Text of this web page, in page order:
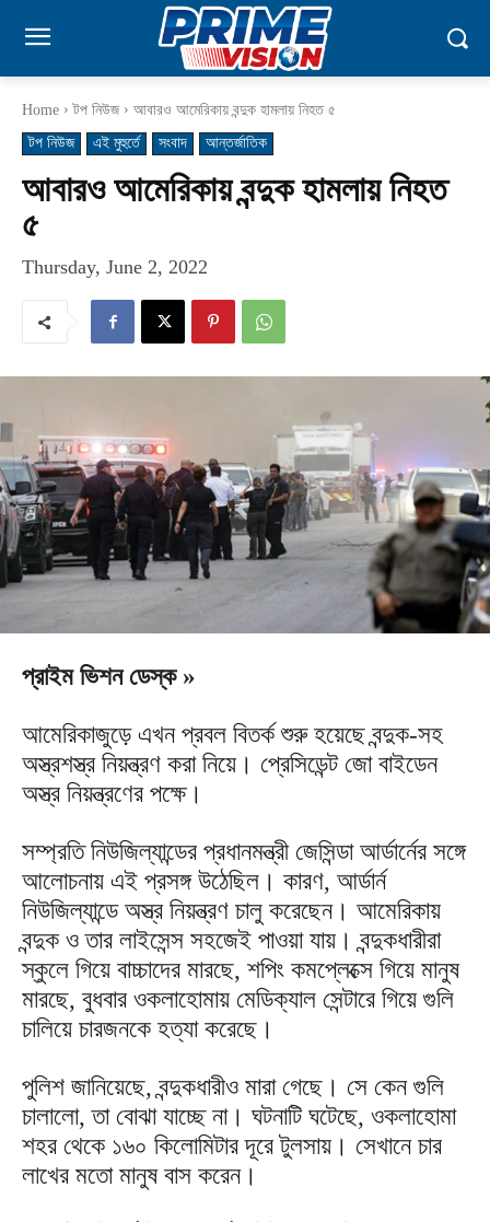
Home টপ নিউজ
আবারও আমেরিকায় বন্দুক হামলায় নিহত ৫
টপ নিউজ
এই মুহুর্তে সংবাদ আন্তর্জাতিক
আবারও আমেরিকায় বন্দুক হামলায় নিহত
৫
Thursday, June 2, 2022
প্রাইম ভিশন ডেস্ক »
আমেরিকাজুড়ে এখন প্রবল বিতর্ক শুরু হয়েছে বন্দুক-সহ
অস্ত্রশস্ত্র নিয়ন্ত্রণ করা নিয়ে। প্রেসিডেন্ট জো বাইডেন
অস্ত্র নিয়ন্ত্রণের পক্ষে।
সম্প্রতি নিউজিল্যান্ডের প্রধানমন্ত্রী জেসিন্ডা আর্ডার্নের সঙ্গে
আলোচনায় এই প্রসঙ্গ উঠেছিল। কারণ, আর্ডার্ন
নিউজিল্যান্ডে অস্ত্র নিয়ন্ত্রণ চালু করেছেন। আমেরিকায়
বন্দুক ও তার লাইসেন্স সহজেই পাওয়া যায়। বন্দুকধারীরা
স্কুলে গিয়ে বাচ্চাদের মারছে, শপিং কমপ্লেক্সে গিয়ে মানুষ
মারছে, বুধবার ওকলাহোমায় মেডিক্যাল সেন্টারে গিয়ে গুলি
চালিয়ে চারজনকে হত্যা করেছে।
পুলিশ জানিয়েছে, বন্দুকধারীও মারা গেছে। সে কেন গুলি
চালালো, তা বোঝা যাচ্ছে না। ঘটনাটি ঘটেছে, ওকলাহোমা
শহর থেকে ১৬০ কিলোমিটার দূরে টুলসায়। সেখানে চার
লাখের মতো মানুষ বাস করেন।